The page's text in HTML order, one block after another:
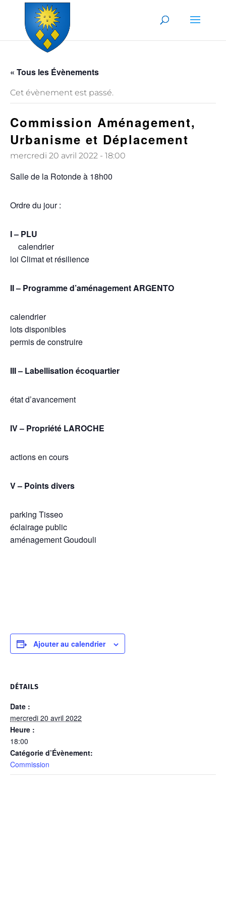
Skip to content
« Tous les Évènements
Cet évènement est passé.
Commission Aménagement,
Urbanisme et Déplacement
mercredi 20 avril 2022 - 18:00
Salle de la Rotonde à 18h00
Ordre du jour :
I – PLU
calendrier
loi Climat et résilience
II – Programme d’aménagement ARGENTO
calendrier
lots disponibles
permis de construire
III – Labellisation écoquartier
état d’avancement
IV – Propriété LAROCHE
actions en cours
V – Points divers
parking Tisseo
éclairage public
aménagement Goudouli
Ajouter au calendrier
DÉTAILS
Date :
mercredi 20 avril 2022
Heure :
18:00
Catégorie d’Évènement:
Commission